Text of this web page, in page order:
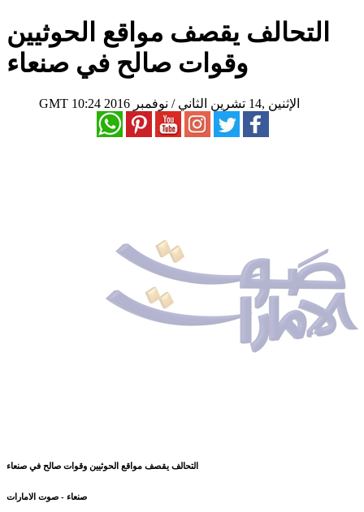
التحالف يقصف مواقع الحوثيين
وقوات صالح في صنعاء
GMT 10:24 2016 الإثنين ,14 تشرين الثاني / نوفمبر
التحالف يقصف مواقع الحوثيين وقوات صالح في صنعاء
صنعاء - صوت الامارات